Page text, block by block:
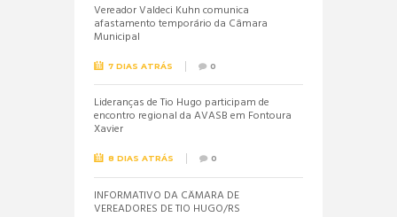
Vereador Valdeci Kuhn comunica
afastamento temporário da Câmara
Municipal
7 DIAS ATRÁS 0
Lideranças de Tio Hugo participam de
encontro regional da AVASB em Fontoura
Xavier
8 DIAS ATRÁS 0
INFORMATIVO DA CÂMARA DE
VEREADORES DE TIO HUGO/RS